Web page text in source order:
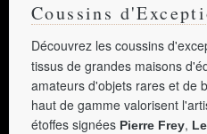
Coussins
Découvrez les coussins
tissus de grandes maisons
amateurs d'objets rares et de
haut de gamme valorisent
étoffes signées Pierre Frey,